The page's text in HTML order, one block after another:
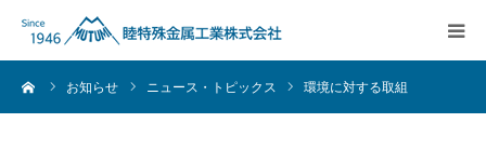
お知らせ ニュース・トピックス 環境に対する取組
会社情報
会社情報